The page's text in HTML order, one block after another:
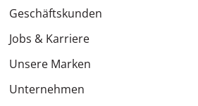
Geschäftskunden
Jobs & Karriere
Unsere Marken
Unternehmen